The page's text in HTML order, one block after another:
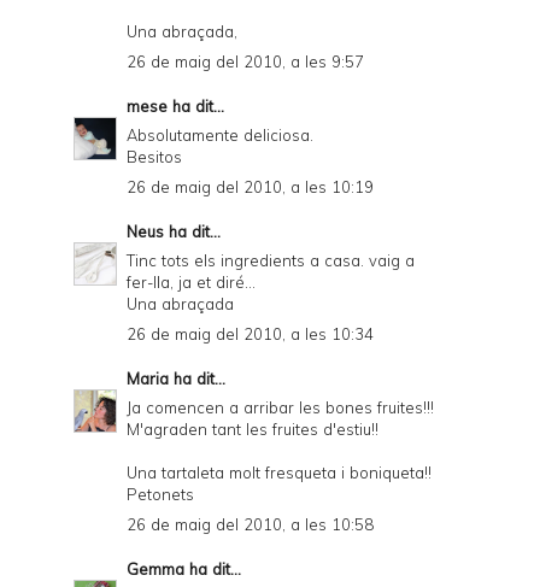
Una abraçada,
26 de maig del 2010, a les 9:57
mese ha dit...
Absolutamente deliciosa.
Besitos
26 de maig del 2010, a les 10:19
Neus ha dit...
Tinc tots els ingredients a casa. vaig a
fer-lla, ja et diré...
Una abraçada
26 de maig del 2010, a les 10:34
Maria ha dit...
Ja comencen a arribar les bones fruites!!!
M'agraden tant les fruites d'estiu!!
Una tartaleta molt fresqueta i boniqueta!!
Petonets
26 de maig del 2010, a les 10:58
Gemma ha dit...